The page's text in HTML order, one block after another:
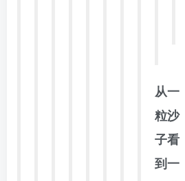
从一
粒沙
子看
到一